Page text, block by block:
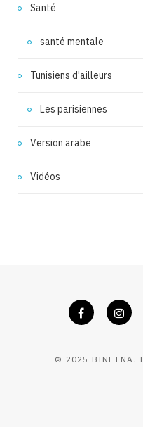
Santé
santé mentale
Tunisiens d'ailleurs
Les parisiennes
Version arabe
Vidéos
© 2025 BINETNA.